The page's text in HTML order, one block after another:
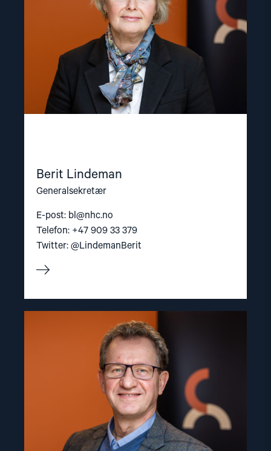
Berit Lindeman
Generalsekretær
E-post: bl@nhc.no
Telefon: +47 909 33 379
Twitter: @LindemanBerit
article
"Gunnar
M.
Ekeløve-
Slydal"